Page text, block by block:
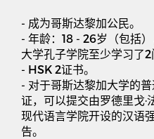
- 成为哥斯达黎加公民。
- 年龄： 18 - 26岁（包括
大学孔子学院至少学习了2
- HSK 2证书。
- 对于哥斯达黎加大学的
证，可以提交由罗德里戈·
现代语言学院开设的汉语
告。